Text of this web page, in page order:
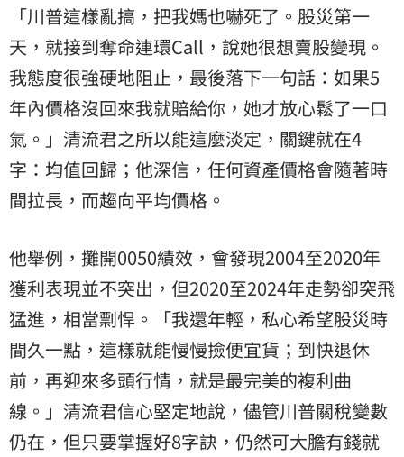
「川普這樣亂搞，把我媽也嚇死了。股災第一
天，就接到奪命連環Call，說她很想賣股變現。
我態度很強硬地阻止，最後落下一句話：如果5
年內價格沒回來我就賠給你，她才放心鬆了一口
氣。」清流君之所以能這麼淡定，關鍵就在4
字：均值回歸；他深信，任何資產價格會隨著時
間拉長，而趨向平均價格。
他舉例，攤開0050績效，會發現2004至2020年
獲利表現並不突出，但2020至2024年走勢卻突飛
猛進，相當剽悍。「我還年輕，私心希望股災時
間久一點，這樣就能慢慢撿便宜貨；到快退休
前，再迎來多頭行情，就是最完美的複利曲
線。」清流君信心堅定地說，儘管川普關稅變數
仍在，但只要掌握好8字訣，仍然可大膽有錢就